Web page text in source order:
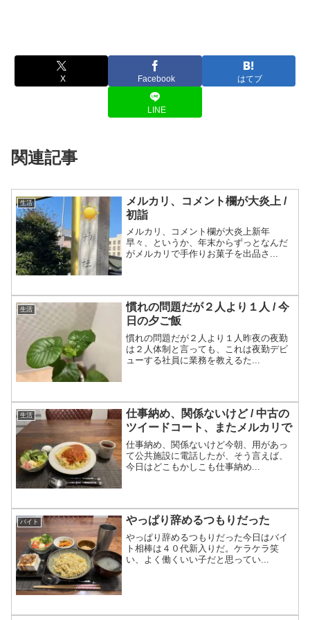
X Facebook はてブ
LINE
関連記事
生活
メルカリ、コメント欄が大炎上 /
初詣
メルカリ、コメント欄が大炎上新年
早々、というか、年末からずっとなんだ
がメルカリで手作りお菓子を出品さ...
生活
慣れの問題だが２人より１人 / 今
日の夕ご飯
慣れの問題だが２人より１人昨夜の夜勤
は２人体制と言っても、これは夜勤デビ
ューする社員に業務を教えるた...
生活
仕事納め、関係ないけど / 中古の
ツイードコート、またメルカリで
仕事納め、関係ないけど今朝、用があっ
て公共施設に電話したが、そう言えば、
今日はどこもかしこも仕事納め...
バイト やっぱり辞めるつもりだった
やっぱり辞めるつもりだった今日はバイ
ト相棒は４０代新入りだ。ケラケラ笑
い、よく働くいい子だと思ってい...